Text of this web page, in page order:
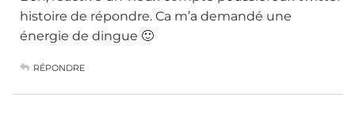
histoire de répondre. Ca m’a demandé une
énergie de dingue 🙂
RÉPONDRE